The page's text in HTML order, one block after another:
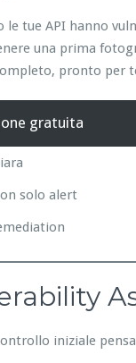
le tue API hanno
una prima
pronto per
gratuita
solo alert
iniziale